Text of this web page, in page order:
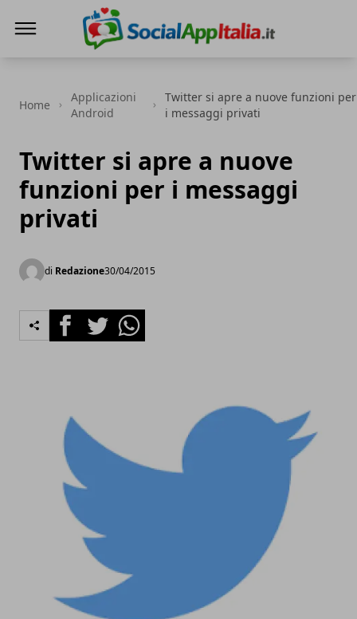
Home
Applicazioni
Android
Twitter si apre a nuove funzioni per
i messaggi privati
Twitter si apre a nuove
funzioni per i messaggi
privati
di Redazione30/04/2015
FacebookTwitterWhatsapp